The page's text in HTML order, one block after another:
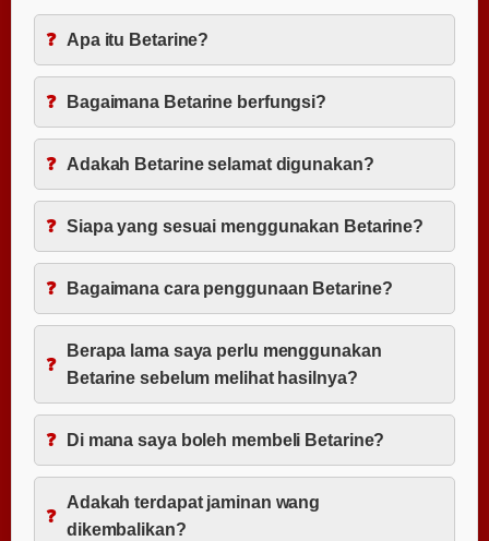
Apa itu Betarine?
Bagaimana Betarine berfungsi?
Adakah Betarine selamat digunakan?
Siapa yang sesuai menggunakan Betarine?
Bagaimana cara penggunaan Betarine?
Berapa lama saya perlu menggunakan
Betarine sebelum melihat hasilnya?
Di mana saya boleh membeli Betarine?
Adakah terdapat jaminan wang
dikembalikan?